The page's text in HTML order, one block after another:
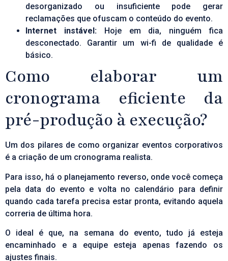
desorganizado ou insuficiente pode gerar
reclamações que ofuscam o conteúdo do evento.
Internet instável:Hoje em dia, ninguém fica
desconectado. Garantir um wi-fi de qualidade é
básico.
Como elaborar um
cronograma eficiente da
pré-produção à execução?
Um dos pilares de como organizar eventos corporativos
é a criação de um cronograma realista.
Para isso, há o planejamento reverso, onde você começa
pela data do evento e volta no calendário para definir
quando cada tarefa precisa estar pronta, evitando aquela
correria de última hora.
O ideal é que, na semana do evento, tudo já esteja
encaminhado e a equipe esteja apenas fazendo os
ajustes finais.